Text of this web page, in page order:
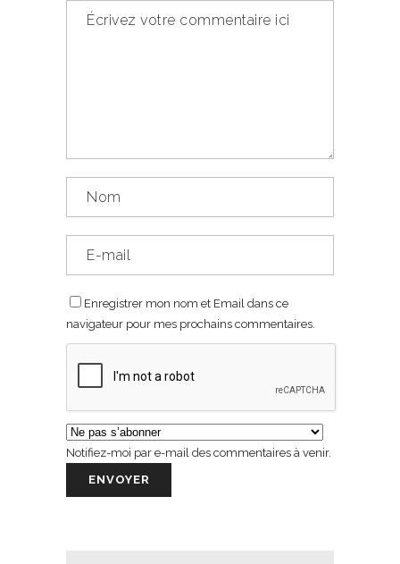
Enregistrer mon nom et Email dans ce
navigateur pour mes prochains commentaires.
Notifiez-moi par e-mail des commentaires à venir.